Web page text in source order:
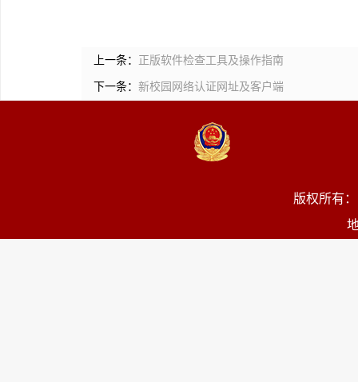
上一条： 正版软件检查工具及操作指南
下一条： 新校园网络认证网址及客户端
版权所有